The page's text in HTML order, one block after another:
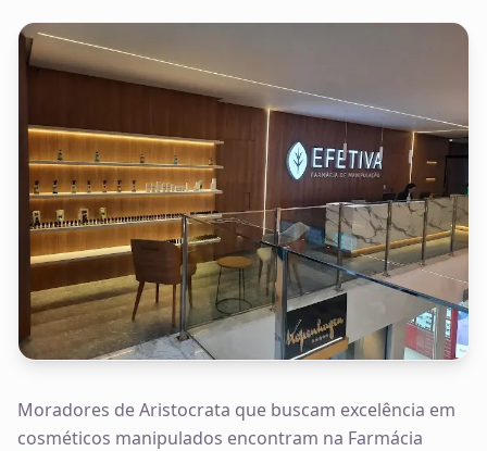
Moradores de Aristocrata que buscam excelência em
cosméticos manipulados encontram na Farmácia